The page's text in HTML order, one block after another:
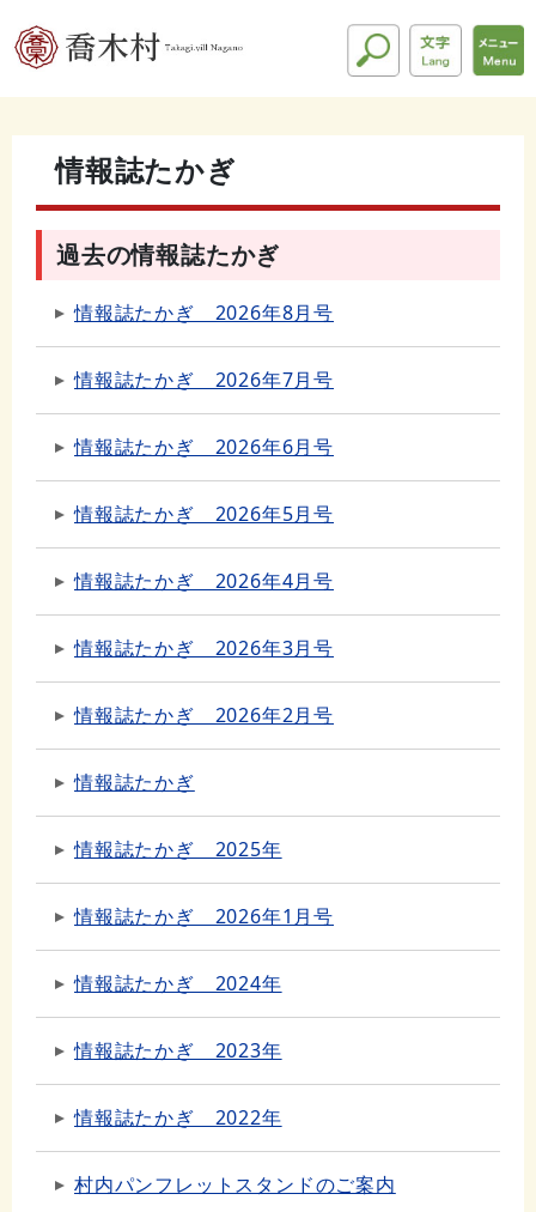
情報誌たかぎ
過去の情報誌たかぎ
情報誌たかぎ 2026年8月号
情報誌たかぎ 2026年7月号
情報誌たかぎ 2026年6月号
情報誌たかぎ 2026年5月号
情報誌たかぎ 2026年4月号
情報誌たかぎ 2026年3月号
情報誌たかぎ 2026年2月号
情報誌たかぎ
情報誌たかぎ 2025年
情報誌たかぎ 2026年1月号
情報誌たかぎ 2024年
情報誌たかぎ 2023年
情報誌たかぎ 2022年
村内パンフレットスタンドのご案内